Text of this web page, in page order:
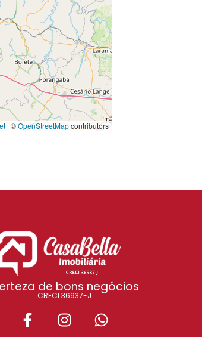
| ©OpenStreetMapcontributors
de bons negócios
CRECI 36937-J